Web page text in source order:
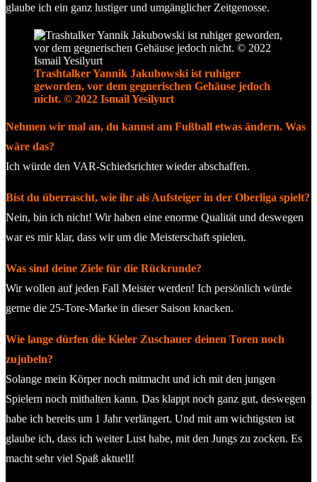
glaube ich ein ganz lustiger und umgänglicher Zeitgenosse.
Trashtalker Yannik Jakubowski ist ruhiger
geworden, vor dem gegnerischen Gehäuse jedoch
nicht. © 2022 Ismail Yesilyurt
Nehmen wir mal an, du kannst am Fußball etwas ändern. Was
wäre das?
Ich würde den VAR-Schiedsrichter wieder abschaffen.
Bist du überrascht, wie ihr als Aufsteiger in der Oberliga spielt?
Nein, bin ich nicht! Wir haben eine enorme Qualität und deswegen
war es mir klar, dass wir um die Meisterschaft spielen.
Was sind deine Ziele für die Rückrunde?
Wir wollen auf jeden Fall Meister werden! Ich persönlich würde
gerne die 25-Tore-Marke in dieser Saison knacken.
Wie lange dürfen die Kieler Zuschauer deinen Toren noch
zujubeln?
Solange mein Körper noch mitmacht und ich mit den jungen
Spielern noch mithalten kann. Das klappt noch ganz gut, deswegen
habe ich bereits um 1 Jahr verlängert. Und mit am wichtigsten ist
glaube ich, dass ich weiter Lust habe, mit den Jungs zu zocken. Es
macht sehr viel Spaß aktuell!